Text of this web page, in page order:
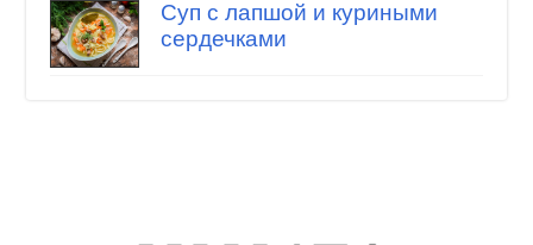
Суп с лапшой и куриными
сердечками